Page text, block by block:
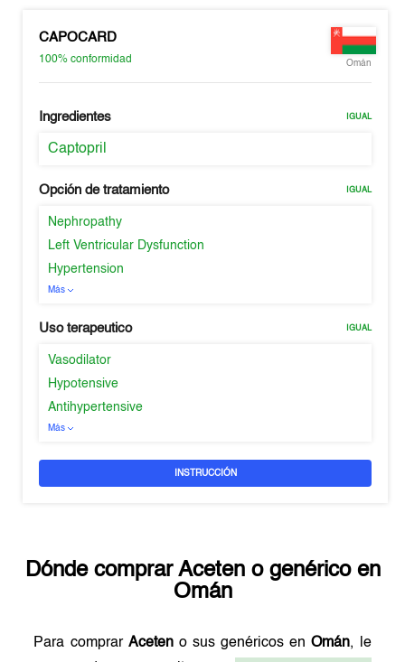
CAPOCARD
100%conformidad Omán
Ingredientes IGUAL
Captopril
Opción de tratamiento IGUAL
Nephropathy
Left Ventricular Dysfunction
Hypertension
Más
Uso terapeutico IGUAL
Vasodilator
Hypotensive
Antihypertensive
Más
INSTRUCCIÓN
Dónde comprar Aceteno genérico en
Omán
Para comprar Aceteno sus genéricos enOmán, le